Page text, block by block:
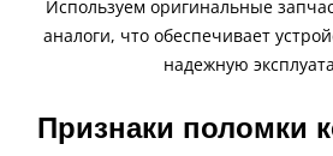
Используем оригинальные
аналоги, что обеспечивает
надежную
Признаки поломки